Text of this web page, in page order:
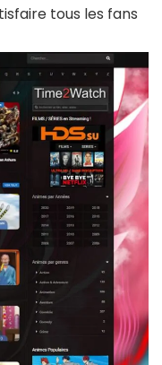
tous les fans